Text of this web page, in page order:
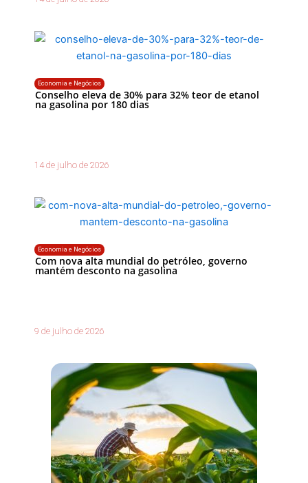
Economia e Negócios
Conselho eleva de 30% para 32% teor de etanol
na gasolina por 180 dias
14 de julho de 2026
Economia e Negócios
Com nova alta mundial do petróleo, governo
mantém desconto na gasolina
9 de julho de 2026